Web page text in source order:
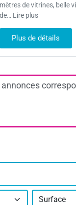
mètres de vitrines, belle
de… Lire plus
Plus de détails
Surface